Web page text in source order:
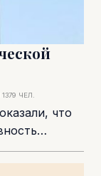
что
и
ЧЕЛ.